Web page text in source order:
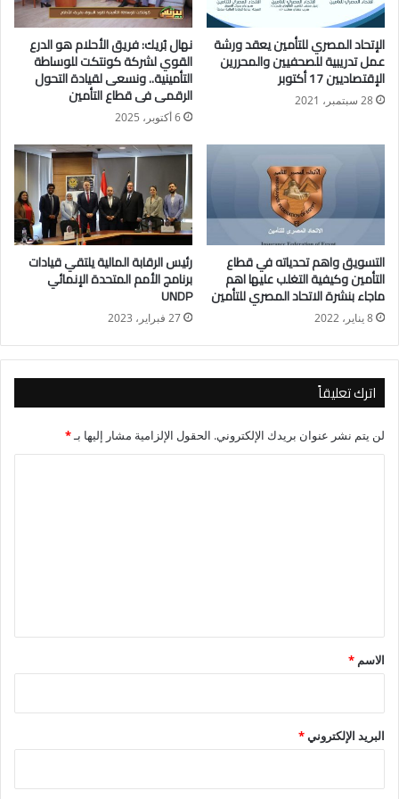
العامة للرقابة المالية والتي تهدف الي مساندة أهالي المتضررين
نتيجة هذا الحادث فقد تم زيادة الحد الأقصى لمبلغ تعويض أهالي
المتوفين الي ٥٠ ألف جنيه لهذا الحادث.
وفي هذا الصدد، أعلن الأستاذ علاء الزهيري، رئيس الجمعية العامة
اتفاقه مع محمد أبو اليزيد، المدير العام التنفيذي للمجمعة، على قيام
المجمعة بمتابعة ظروف وملابسات الحادث، مع سرعة استيفاء
المستندات الضرورية بمساعدة هيئة السكة الحديد، لضمان تنفيذ
توجيهات الهيئة العامة للرقابة المالية وتقديم الدعم الكامل
والمساندة لأهالي المتضررين والوقوف معهم وسداد التعويضات
المستحقة.
الإتحاد المصري للتأمين يعقد ورشة
عمل تدريبية للصحفيين والمحررين
الإقتصاديين 17 أكتوبر
28 سبتمبر، 2021
نهال بُريك: فريق الأحلام هو الدرع
القوي لشركة كونتكت للوساطة
التأمينية.. ونسعى لقيادة التحول
الرقمى فى قطاع التأمين
6 أكتوبر، 2025
التسويق واهم تحدياته في قطاع
التأمين وكيفية التغلب عليها اهم
ماجاء بنشرة الاتحاد المصري للتأمين
8 يناير، 2022
رئيس الرقابة المالية يلتقي قيادات
برنامج الأمم المتحدة الإنمائي
UNDP
27 فبراير، 2023
اترك تعليقاً
لن يتم نشر عنوان بريدك الإلكتروني. الحقول الإلزامية مشار إليها بـ*
*
الاسم *
البريد الإلكتروني*